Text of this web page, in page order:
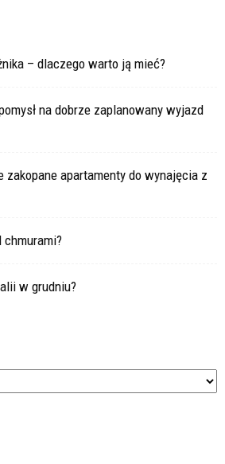
– dlaczego warto ją mieć?
na dobrze zaplanowany wyjazd
zakopane apartamenty do wynajęcia z
w grudniu?